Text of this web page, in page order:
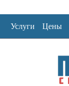
Услуги Цены